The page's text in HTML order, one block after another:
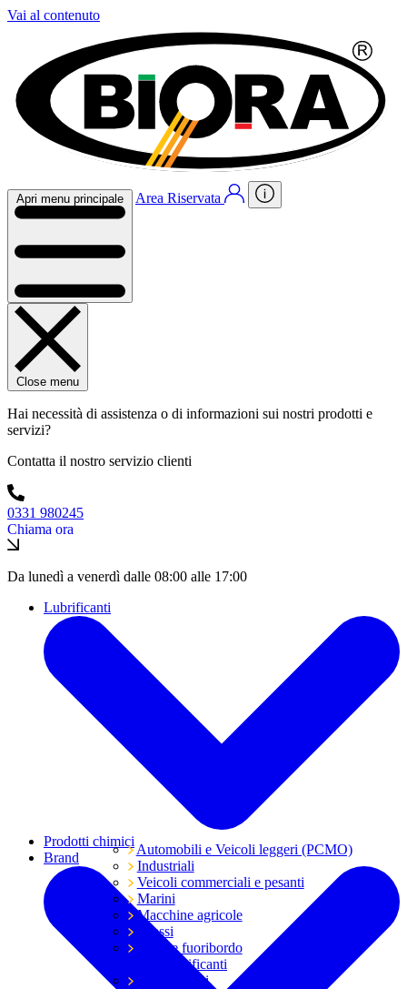
Vai al contenuto
Apri menu principale Area Riservata
Close menu
Hai necessità di assistenza o di informazioni sui nostri prodotti e
servizi?
Contatta il nostro servizio clienti
0331 980245
Chiama ora
Da lunedì a venerdì dalle 08:00 alle 17:00
Lubrificanti
Automobili e Veicoli leggeri (PCMO)
Industriali
Veicoli commerciali e pesanti
Marini
Macchine agricole
Grassi
Moto e fuoribordo
Tutti i lubrificanti
Trasmissioni
Prodotti chimici
Brand